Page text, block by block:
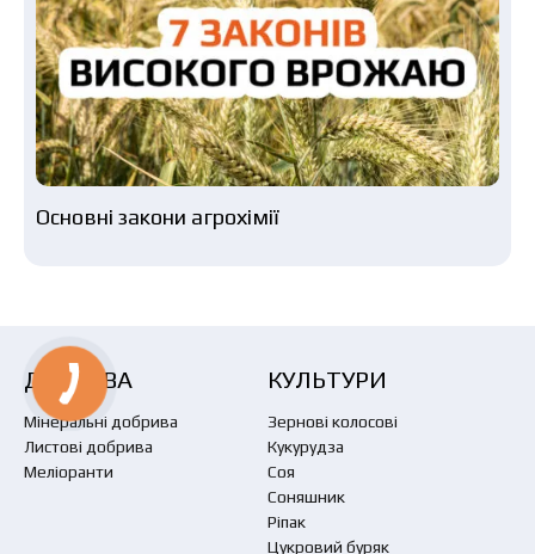
Основні закони агрохімії
ДОБРИВА
Мінеральні добрива
Листові добрива
Меліоранти
КУЛЬТУРИ
Зернові колосові
Кукурудза
Соя
Соняшник
Ріпак
Цукровий буряк